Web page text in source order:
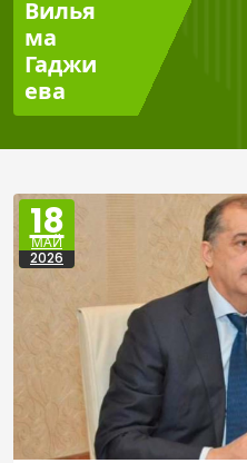
Вилья
ма
Гаджи
ева
18
МАЙ
2026